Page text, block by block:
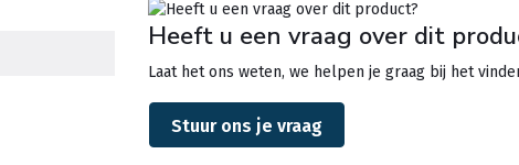
Heeft u een vraag over dit
Laat het ons weten, we helpen je graag bij het
Stuur ons je vraag